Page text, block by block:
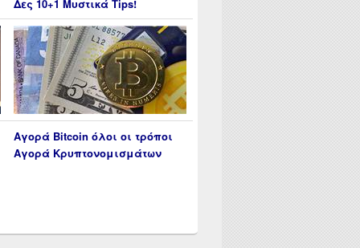
Δες 10+1 Μυστικά Tips!
Αγορά Bitcoin όλοι οι τρόποι
Αγορά Κρυπτονομισμάτων